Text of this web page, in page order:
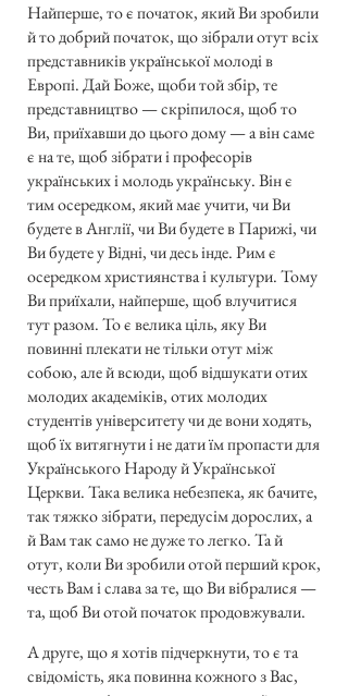
Найперше, то є початок, який Ви зробили
й то добрий початок, що зібрали отут всіх
представників української молоді в
Европі. Дай Боже, щоби той збір, те
представництво — скріпилося, щоб то
Ви, приїхавши до цього дому — а він саме
є на те, щоб зібрати і професорів
українських і молодь українську. Він є
тим осередком, який має учити, чи Ви
будете в Англії, чи Ви будете в Парижі, чи
Ви будете у Відні, чи десь інде. Рим є
осередком християнства і культури. Тому
Ви приїхали, найперше, щоб влучитися
тут разом. То є велика ціль, яку Ви
повинні плекати не тільки отут між
собою, але й всюди, щоб відшукати отих
молодих академіків, отих молодих
студентів університету чи де вони ходять,
щоб їх витягнути і не дати їм пропасти для
Українського Народу й Української
Церкви. Така велика небезпека, як бачите,
так тяжко зібрати, передусім дорослих, а
й Вам так само не дуже то легко. Та й
отут, коли Ви зробили отой перший крок,
честь Вам і слава за те, що Ви вібралися —
та, щоб Ви отой початок продовжували.
А друге, що я хотів підчеркнути, то є та
свідомість, яка повинна кожного з Вас,